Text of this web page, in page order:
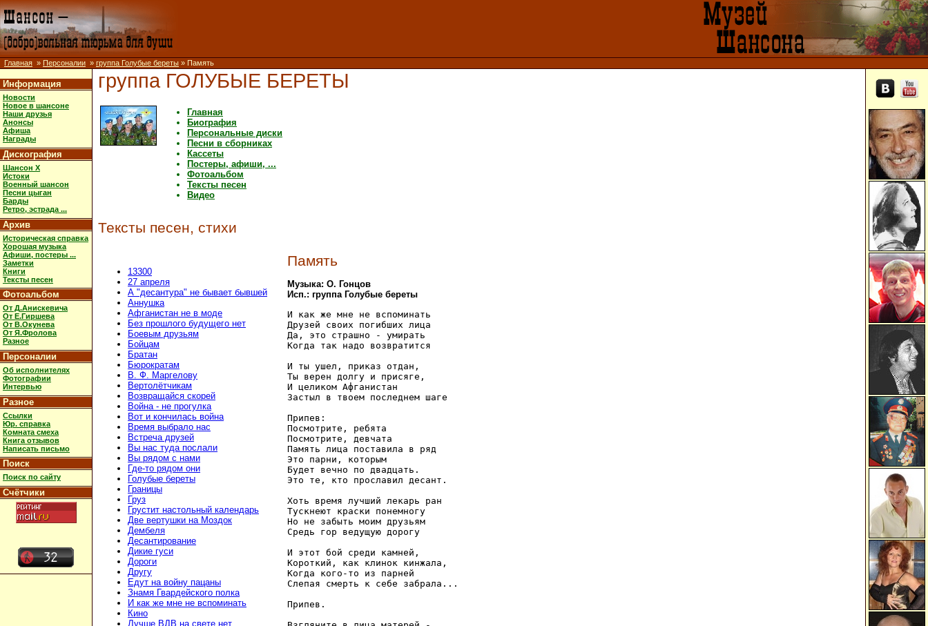
Главная » Персоналии » группа Голубые береты » Память
Информация
Новости
Новое в шансоне
Наши друзья
Анонсы
Афиша
Награды
Дискография
Шансон X
Истоки
Военный шансон
Песни цыган
Барды
Ретро, эстрада ...
Архив
Историческая справка
Хорошая музыка
Афиши, постеры ...
Заметки
Книги
Тексты песен
Фотоальбом
От Д.Анискевича
От Е.Гиршева
От В.Окунева
От Я.Фролова
Разное
Персоналии
Об исполнителях
Фотографии
Интервью
Разное
Ссылки
Юр. справка
Комната смеха
Книга отзывов
Написать письмо
Поиск
Поиск по сайту
Счётчики
группа ГОЛУБЫЕ БЕРЕТЫ
Главная
Биография
Персональные диски
Песни в сборниках
Кассеты
Постеры, афиши, ...
Фотоальбом
Тексты песен
Видео
Тексты песен, стихи
13300
27 апреля
А "десантура" не бывает бывшей
Аннушка
Афганистан не в моде
Без прошлого будущего нет
Боевым друзьям
Бойцам
Братан
Бюрократам
В. Ф. Маргелову
Вертолётчикам
Возвращайся скорей
Война - не прогулка
Вот и кончилась война
Время выбрало нас
Встреча друзей
Вы нас туда послали
Вы рядом с нами
Где-то рядом они
Голубые береты
Границы
Груз
Грустит настольный календарь
Две вертушки на Моздок
Дембеля
Десантирование
Дикие гуси
Дороги
Другу
Едут на войну пацаны
Знамя Гвардейского полка
И как же мне не вспоминать
Кино
Лучше ВДВ на свете нет
Память
Музыка: О. Гонцов
Исп.: группа Голубые береты
И как же мне не вспоминать
Друзей своих погибших лица
Да, это страшно - умирать
Когда так надо возвратится
И ты ушел, приказ отдан,
Ты верен долгу и присяге,
И целиком Афганистан
Застыл в твоем последнем шаге
Припев:
Посмотрите, ребята
Посмотрите, девчата
Память лица поставила в ряд
Это парни, которым
Будет вечно по двадцать.
Это те, кто прославил десант.
Хоть время лучший лекарь ран
Тускнеют краски понемногу
Но не забыть моим друзьям
Средь гор ведущую дорогу
И этот бой среди камней,
Короткий, как клинок кинжала,
Когда кого-то из парней
Слепая смерть к себе забрала...
Припев.